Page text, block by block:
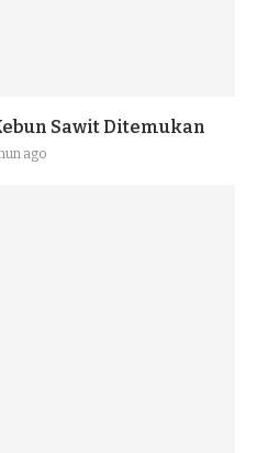
Sawit Ditemukan
ago